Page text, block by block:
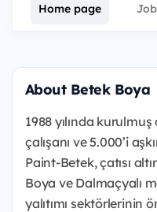
Home page
About Betek Boya
1988 yılında
çalışanı ve 5.000’i
Paint-Betek, çatısı
Boya ve Dalmaçyalı
yalıtımı sektörlerinin